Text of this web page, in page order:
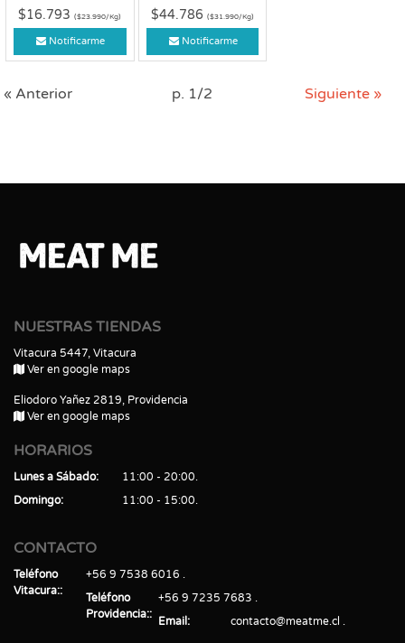
$16.793($23.990/Kg)
Notificarme
$44.786 ($31.990/Kg)
Notificarme
« Anterior p. 1/2 Siguiente »
NUESTRAS TIENDAS
Vitacura 5447, Vitacura
Ver en google maps
Eliodoro Yañez 2819, Providencia
Ver en google maps
HORARIOS
Lunes a Sábado
11:00 - 20:00
Domingo
11:00 - 15:00
CONTACTO
Teléfono
Vitacura:
+56 9 7538 6016
Teléfono
Providencia:
+56 9 7235 7683
Email
contacto@meatme.cl